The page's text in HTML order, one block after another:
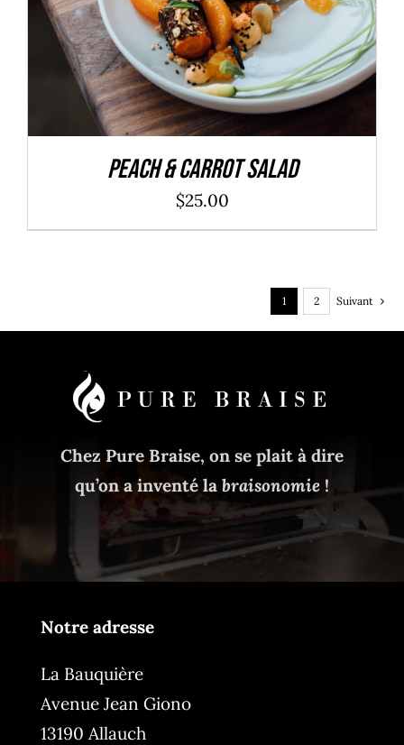
Peach & Carrot Salad
$25.00
1 2 Suivant
Chez Pure Braise, on se plait à dire
qu’on a inventé la braisonomie !
Notre adresse
La Bauquière
Avenue Jean Giono
13190 Allauch